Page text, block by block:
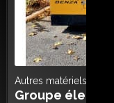
Autres matériels
Groupe